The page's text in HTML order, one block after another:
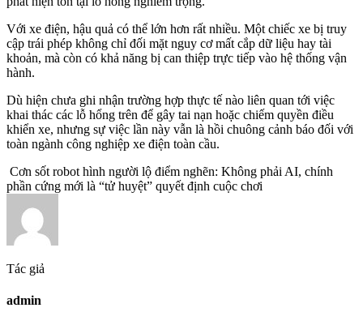
Với xe điện, hậu quả có thể lớn hơn rất nhiều. Một chiếc xe bị truy
cập trái phép không chỉ đối mặt nguy cơ mất cắp dữ liệu hay tài
khoản, mà còn có khả năng bị can thiệp trực tiếp vào hệ thống vận
hành.
Dù hiện chưa ghi nhận trường hợp thực tế nào liên quan tới việc
khai thác các lỗ hổng trên để gây tai nạn hoặc chiếm quyền điều
khiển xe, nhưng sự việc lần này vẫn là hồi chuông cảnh báo đối với
toàn ngành công nghiệp xe điện toàn cầu.
Cơn sốt robot hình người lộ điểm nghẽn: Không phải AI, chính
phần cứng mới là “tử huyệt” quyết định cuộc chơi
Tác giả
admin